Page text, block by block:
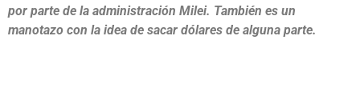
por parte de la administración Milei. También es un
manotazo con la idea de sacar dólares de alguna parte.